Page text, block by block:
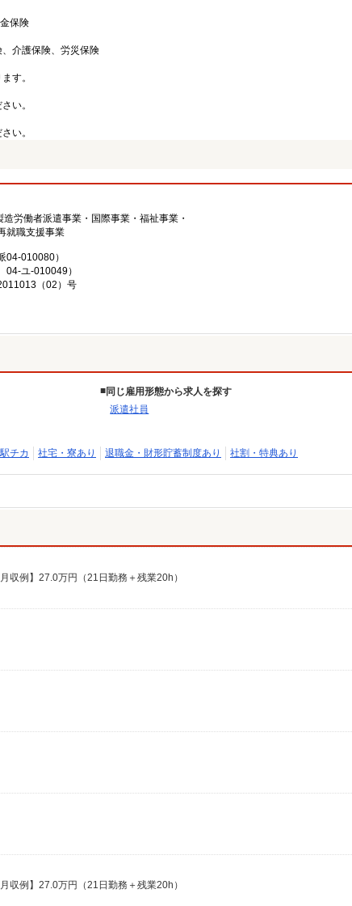
保険
介護保険、労災保険
す。
い。
い。
労働者派遣事業・国際事業・福祉事業・
就職支援事業
010080）
ユ-010049）
（02）号
同じ雇用形態から求人を探す
派遣社員
チカ 社宅・寮あり 退職金・財形貯蓄制度あり 社割・特典あり
例】27.0万円（21日勤務＋残業20h）
例】27.0万円（21日勤務＋残業20h）